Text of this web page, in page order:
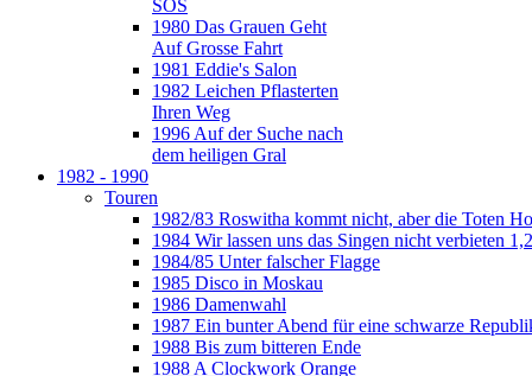
SOS
1980 Das Grauen Geht
Auf Grosse Fahrt
1981 Eddie's Salon
1982 Leichen Pflasterten
Ihren Weg
1996 Auf der Suche nach
dem heiligen Gral
1982 - 1990
Touren
1982/83 Roswitha kommt nicht, aber die Toten
1984 Wir lassen uns das Singen nicht verbieten
1984/85 Unter falscher Flagge
1985 Disco in Moskau
1986 Damenwahl
1987 Ein bunter Abend für eine schwarze
1988 Bis zum bitteren Ende
1988 A Clockwork Orange